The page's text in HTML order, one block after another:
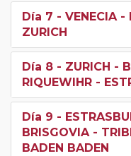
Día 7 - VENECIA -
ZURICH
Día 8 - ZURICH -
RIQUEWIHR -
Día 9 -
BRISGOVIA -
BADEN BADEN